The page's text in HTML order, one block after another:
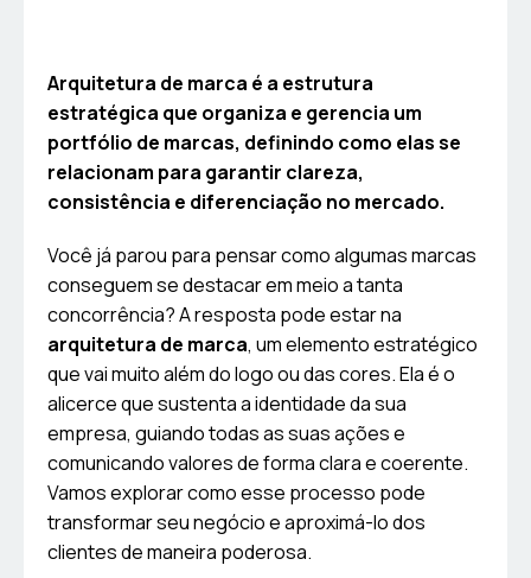
Arquitetura de marca é a estrutura
estratégica que organiza e gerencia um
portfólio de marcas, definindo como elas se
relacionam para garantir clareza,
consistência e diferenciação no mercado.
Você já parou para pensar como algumas marcas
conseguem se destacar em meio a tanta
concorrência? A resposta pode estar na
arquitetura de marca, um elemento estratégico
que vai muito além do logo ou das cores. Ela é o
alicerce que sustenta a identidade da sua
empresa, guiando todas as suas ações e
comunicando valores de forma clara e coerente.
Vamos explorar como esse processo pode
transformar seu negócio e aproximá-lo dos
clientes de maneira poderosa.